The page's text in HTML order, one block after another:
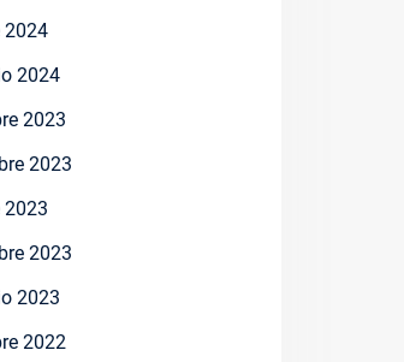
2024
2024
2023
2023
2023
2023
2023
2022